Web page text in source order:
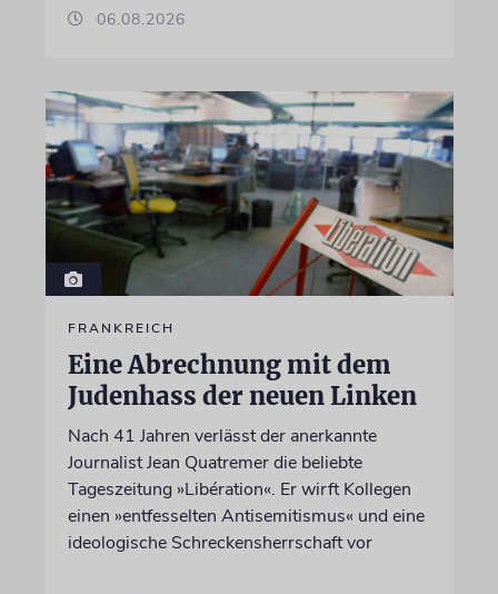
06.08.2026
FRANKREICH
Eine Abrechnung mit dem
Judenhass der neuen Linken
Nach 41 Jahren verlässt der anerkannte
Journalist Jean Quatremer die beliebte
Tageszeitung »Libération«. Er wirft Kollegen
einen »entfesselten Antisemitismus« und eine
ideologische Schreckensherrschaft vor